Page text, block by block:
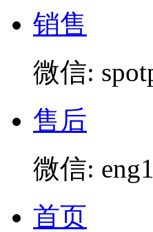
销售
微信:
售后
微信:
首页